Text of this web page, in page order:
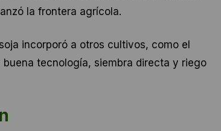
la frontera agrícola.
incorporó a otros cultivos, como el
tecnología, siembra directa y riego